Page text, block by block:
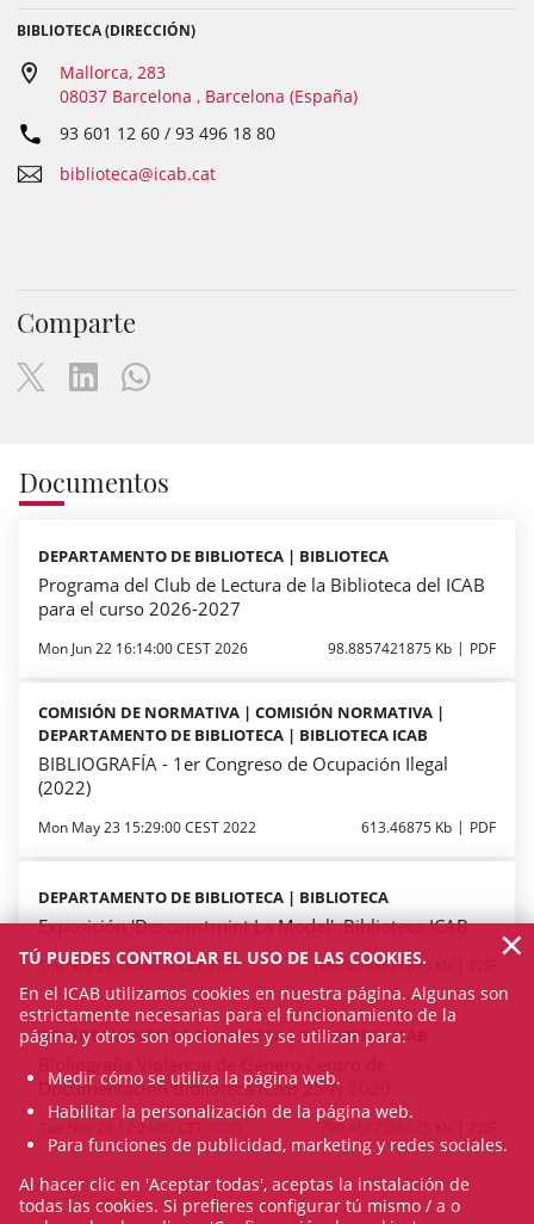
BIBLIOTECA (DIRECCIÓN)
Mallorca, 283
08037 Barcelona , Barcelona (España)
93 601 12 60 / 93 496 18 80
biblioteca@icab.cat
Comparte
Documentos
DEPARTAMENTO DE BIBLIOTECA | BIBLIOTECA
Programa del Club de Lectura de la Biblioteca del ICAB
para el curso 2026-2027
Mon Jun 22 16:14:00 CEST 2026 98.8857421875 Kb PDF
COMISIÓN DE NORMATIVA | COMISIÓN NORMATIVA |
DEPARTAMENTO DE BIBLIOTECA | BIBLIOTECA ICAB
BIBLIOGRAFÍA - 1er Congreso de Ocupación Ilegal
(2022)
Mon May 23 15:29:00 CEST 2022 613.46875 Kb PDF
DEPARTAMENTO DE BIBLIOTECA | BIBLIOTECA
Exposición 'Desconstruint La Model'. Biblioteca ICAB
Thu Nov 25 18:00:00 CET 2021 1860.2763671875 Kb
DEPARTAMENTO DE BIBLIOTECA | BIBLIOTECA ICAB
Documentación Biblioteca ICAB 25-N 2020
TÚ PUEDES CONTROLAR EL USO DE LAS COOKIES.
En el ICAB utilizamos cookies en nuestra página. Algunas son
estrictamente necesarias para el funcionamiento de la
página, y otros son opcionales y se utilizan para:
Medir cómo se utiliza la página web.
Habilitar la personalización de la página web.
Para funciones de publicidad, marketing y redes sociales.
Al hacer clic en 'Aceptar todas', aceptas la instalación de
todas las cookies. Si prefieres configurar tú mismo / a o
×